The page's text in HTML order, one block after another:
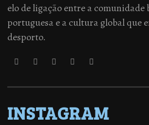
elo de ligação entre a comunidade
portuguesa e a cultura global que
desporto.
INSTAGRAM